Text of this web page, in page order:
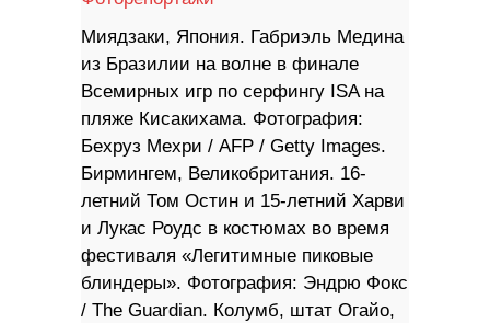
Миядзаки, Япония. Габриэль Медина
из Бразилии на волне в финале
Всемирных игр по серфингу ISA на
пляже Кисакихама. Фотография:
Бехруз Мехри / AFP / Getty Images.
Бирмингем, Великобритания. 16-
летний Том Остин и 15-летний Харви
и Лукас Роудс в костюмах во время
фестиваля «Легитимные пиковые
блиндеры». Фотография: Эндрю Фокс
/ The Guardian. Колумб, штат Огайо,